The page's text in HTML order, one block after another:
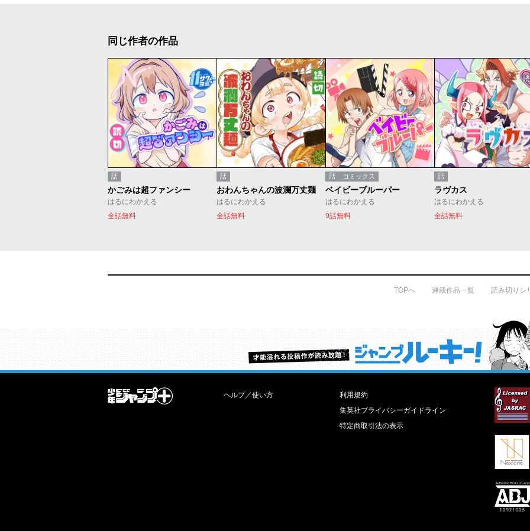
同じ作者の作品
話
かごみは超ファンシー
はるにわかえる
全話無料
話
おわんちゃんの波瀾万丈麺
はるにわかえる
全話無料
話 コミックス
ベイビーブルーパー
はるにわかえる
9話無料
話
ラヴカス
はるにわかえる
全話無料
TOPへ 連載作品一覧 読み切りシ
才能溢れる投稿作が読み放題！ ジャンプルーキー！
ヘルプ／使い方
利用規約
集英社プライバシーガイドライン
特定商取引法の表示